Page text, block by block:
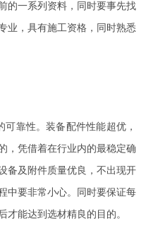
的一系列资料，同时要事先找
业，具有施工资格，同时熟悉
靠性。装备配件性能超优，
，凭借着在行业内的最稳定确
备及附件质量优良，不出现开
中要非常小心。同时要保证每
才能达到选材精良的目的。